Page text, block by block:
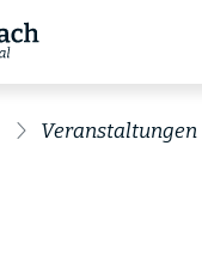
Veranstaltungen